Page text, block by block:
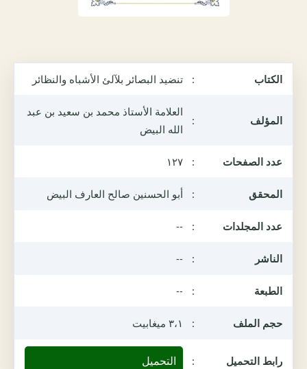
الكتاب : تنضيد البصائر بلآلئ الأشباه والنظائر
المؤلف :
العلامة الأستاذ محمد بن سعيد بن عبد
الله البيض
عدد الصفحات : ١٢٧
المحقق : أبو الحسنين صالح العارف البيض
عدد المجلدات :
--
الناشر :
--
الطبعة :
--
حجم الملف : ٣،١ ميغابيت
رابط التحميل : التحميل